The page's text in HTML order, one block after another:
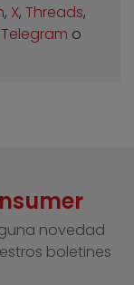
, X, Threads,
Telegram o
novedad
boletines